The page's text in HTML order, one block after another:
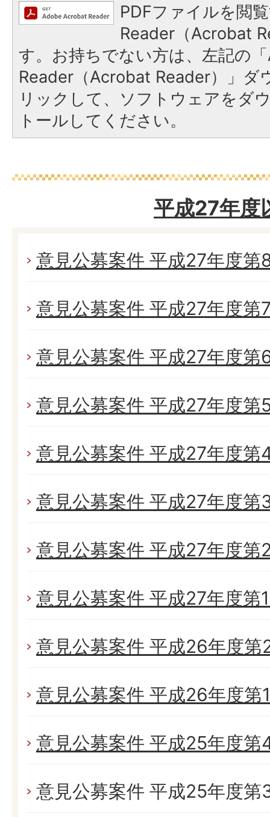
PDFファイルを閲
Reader（Acrobat
す。お持ちでない方は、左記の
Reader（Acrobat Reader）」ダ
リックして、ソフトウェアをダ
トールしてください。
平成27年度
意見公募案件 平成27年度第
意見公募案件 平成27年度第
意見公募案件 平成27年度第
意見公募案件 平成27年度第
意見公募案件 平成27年度第
意見公募案件 平成27年度第
意見公募案件 平成27年度第
意見公募案件 平成27年度第
意見公募案件 平成26年度第
意見公募案件 平成26年度第
意見公募案件 平成25年度第
意見公募案件 平成25年度第